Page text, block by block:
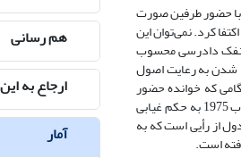
با حضور طرفین صورت
کرد. نمی‌توان این
دادرسی محسوب
شدن به رعایت اصول
که خوانده حضور
نمی‌یابد رأی غیابی می‌باشد، اگر تصمیم به طور قطعی اتخاذ شده و احضارنامه ابلاغ واقعی نشده است. مواد 467 تا 479 قانون آئین دادرسی مدنی فرانسه مصوب 1975 به حکم غیابی
می‌باشد. هدف از واخواهی، عدول از رأیی است که به
است.
هم رسانی
ارجاع به
آمار